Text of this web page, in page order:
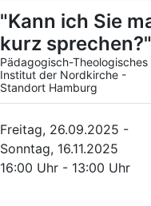
"Kann ich Sie
kurz sprechen?"
Pädagogisch-Theologisches
Institut der Nordkirche -
Standort Hamburg
Freitag, 26.09.2025 -
Sonntag, 16.11.2025
16:00 Uhr - 13:00 Uhr